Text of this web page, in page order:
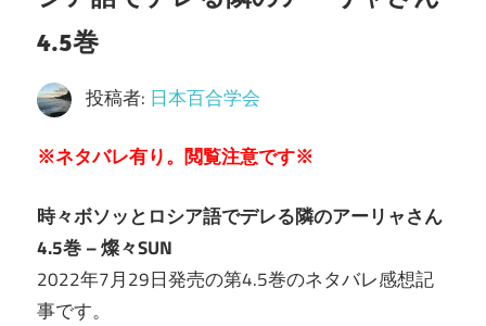
4.5巻
投稿者: 日本百合学会
※ネタバレ有り。閲覧注意です※
時々ボソッとロシア語でデレる隣のアーリャさん
4.5巻 – 燦々SUN
2022年7月29日発売の第4.5巻のネタバレ感想記
事です。